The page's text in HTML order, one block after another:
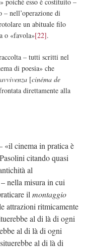
nell’operazione di
un abituale filo
o «favola»[22].
– tutti scritti nel
di poesia» che
[cinéma de
direttamente alla
«il cinema in pratica è
citando quasi
al
nella misura in cui
il montaggio
attrazioni ritmicamente
al di là di ogni
al di là di ogni
al di là di